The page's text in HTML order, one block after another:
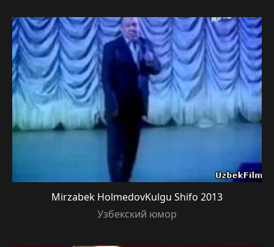
Mirzabek HolmedovKulgu Shifo 2013
Узбекский юмор